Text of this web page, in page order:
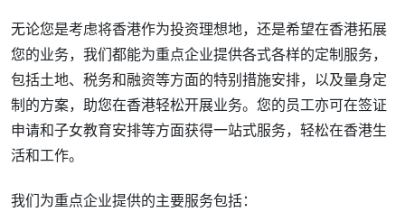
无论您是考虑将香港作为投资理想地，还是希望在香港拓展
您的业务，我们都能为重点企业提供各式各样的定制服务，
包括土地、税务和融资等方面的特别措施安排，以及量身定
制的方案，助您在香港轻松开展业务。您的员工亦可在签证
申请和子女教育安排等方面获得一站式服务，轻松在香港生
活和工作。
我们为重点企业提供的主要服务包括：